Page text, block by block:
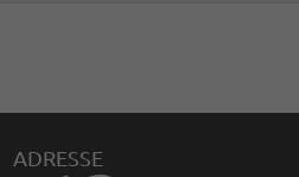
ADRESSE